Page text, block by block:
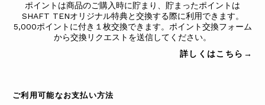
ポイントは商品のご購入時に貯まり、貯まったポイントは
SHAFT TENオリジナル特典と交換する際に利用できます。
5,000ポイントに付き１枚交換できます。ポイント交換フォーム
から交換リクエストを送信してください。
詳しくはこちら→
ご利用可能なお支払い方法